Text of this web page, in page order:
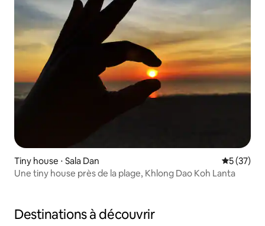
Tiny house ⋅ Sala Dan
5 (37)
Une tiny house près de la plage, Khlong Dao Koh Lanta
Destinations à découvrir